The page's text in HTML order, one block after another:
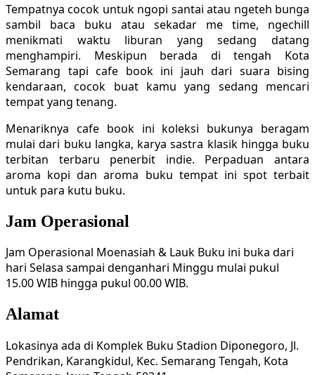
Tempatnya cocok untuk ngopi santai atau ngeteh bunga
sambil baca buku atau sekadar me time, ngechill
menikmati waktu liburan yang sedang datang
menghampiri. Meskipun berada di tengah Kota
Semarang tapi cafe book ini jauh dari suara bising
kendaraan, cocok buat kamu yang sedang mencari
tempat yang tenang.
Menariknya cafe book ini koleksi bukunya beragam
mulai dari buku langka, karya sastra klasik hingga buku
terbitan terbaru penerbit indie. Perpaduan antara
aroma kopi dan aroma buku tempat ini spot terbait
untuk para kutu buku.
Jam Operasional
Jam Operasional Moenasiah & Lauk Buku ini buka dari
hari Selasa sampai denganhari Minggu mulai pukul
15.00 WIB hingga pukul 00.00 WIB.
Alamat
Lokasinya ada di Komplek Buku Stadion Diponegoro, Jl.
Pendrikan, Karangkidul, Kec. Semarang Tengah, Kota